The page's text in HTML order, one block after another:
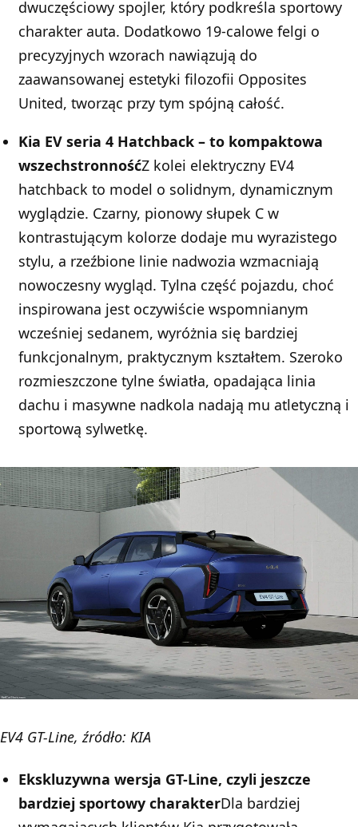
dwuczęściowy spojler, który podkreśla sportowy
charakter auta. Dodatkowo 19-calowe felgi o
precyzyjnych wzorach nawiązują do
zaawansowanej estetyki filozofii Opposites
United, tworząc przy tym spójną całość.
Kia EV seria 4 Hatchback – to kompaktowa
wszechstronnośćZ kolei elektryczny EV4
hatchback to model o solidnym, dynamicznym
wyglądzie. Czarny, pionowy słupek C w
kontrastującym kolorze dodaje mu wyrazistego
stylu, a rzeźbione linie nadwozia wzmacniają
nowoczesny wygląd. Tylna część pojazdu, choć
inspirowana jest oczywiście wspomnianym
wcześniej sedanem, wyróżnia się bardziej
funkcjonalnym, praktycznym kształtem. Szeroko
rozmieszczone tylne światła, opadająca linia
dachu i masywne nadkola nadają mu atletyczną i
sportową sylwetkę.
EV4 GT-Line, źródło: KIA
Ekskluzywna wersja GT-Line, czyli jeszcze
bardziej sportowy charakterDla bardziej